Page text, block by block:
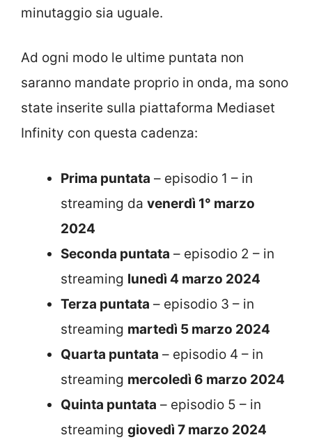
minutaggio sia uguale.
Ad ogni modo le ultime puntata non
saranno mandate proprio in onda, ma sono
state inserite sulla piattaforma Mediaset
Infinity con questa cadenza:
Prima puntata – episodio 1 – in
streaming da venerdì 1° marzo
2024
Seconda puntata – episodio 2 – in
streaming lunedì 4 marzo 2024
Terza puntata – episodio 3 – in
streaming martedì 5 marzo 2024
Quarta puntata – episodio 4 – in
streaming mercoledì 6 marzo 2024
Quinta puntata – episodio 5 – in
streaming giovedì 7 marzo 2024